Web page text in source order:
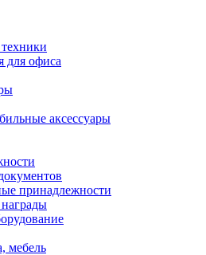
для офиса
аксессуары
принадлежности
мебель